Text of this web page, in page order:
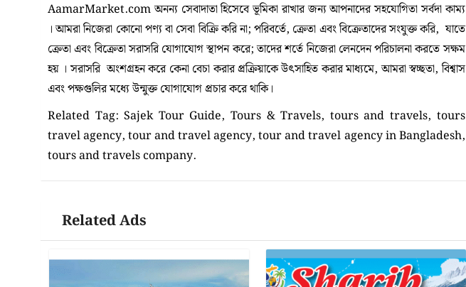
AamarMarket.com অনন্য সেবাদাতা হিসেবে ভূমিকা রাখার জন্য আপনাদের সহযোগিতা সর্বদা কাম্য
। আমরা নিজেরা কোনো পণ্য বা সেবা বিক্রি করি না; পরিবর্তে, ক্রেতা এবং বিক্রেতাদের সংযুক্ত করি, যাতে
ক্রেতা এবং বিক্রেতা সরাসরি যোগাযোগ স্থাপন করে; তাদের শর্তে নিজেরা লেনদেন পরিচালনা করতে সক্ষম
হয় । সরাসরি অংশগ্রহন করে কেনা বেচা করার প্রক্রিয়াকে উৎসাহিত করার মাধ্যমে, আমরা স্বচ্ছতা, বিশ্বাস
এবং পক্ষগুলির মধ্যে উন্মুক্ত যোগাযোগ প্রচার করে থাকি।
Related Tag: Sajek Tour Guide, Tours & Travels, tours and travels, tours
travel agency, tour and travel agency, tour and travel agency in Bangladesh,
tours and travels company.
Related Ads